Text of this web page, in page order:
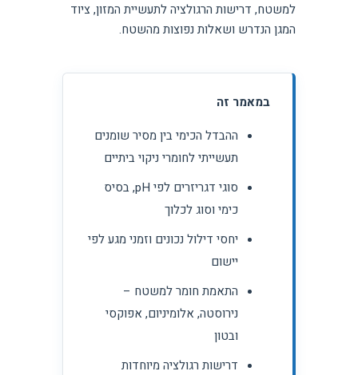
למשטח, דרישות הרגולציה לתעשיית המזון, ציוד
המגן הנדרש ושאלות נפוצות מהשטח.
במאמר זה
ההבדל הכימי בין מסיר שומנים
תעשייתי לחומרי ניקוי ביתיים
סוגי דגריזרים לפי pH, בסיס
כימי וסוג לכלוך
יחסי דילול נכונים וזמני מגע לפי
יישום
התאמת חומר למשטח –
נירוסטה, אלומיניום, אפוקסי
ובטון
דרישות רגולציה מיוחדות